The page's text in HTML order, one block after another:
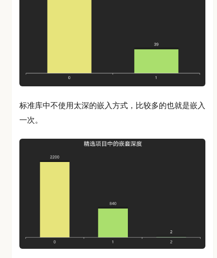
标准库中不使用太深的嵌入方式，比较多的也就是嵌入
一次。